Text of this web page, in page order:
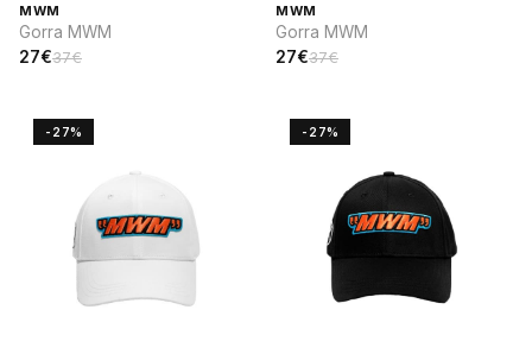
MWM
Gorra MWM
27€37€
MWM
Gorra MWM
27€37€
-27% -27%